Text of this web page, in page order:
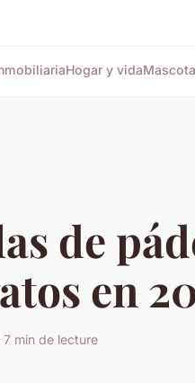
Hogar y vida
de
en
min de lecture